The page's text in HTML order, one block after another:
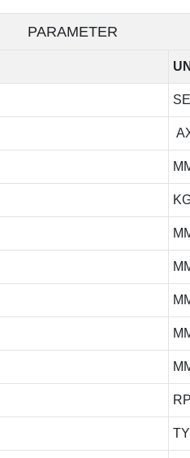
PARAMETER